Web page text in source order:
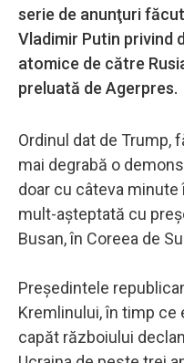
serie de anunţuri
Vladimir Putin privind
atomice de către
preluată de Agerpres.
Ordinul dat de Trump,
mai degrabă o
doar cu câteva
mult-aşteptată cu
Busan, în Coreea de
Preşedintele
Kremlinului, în timp ce
capăt războiului